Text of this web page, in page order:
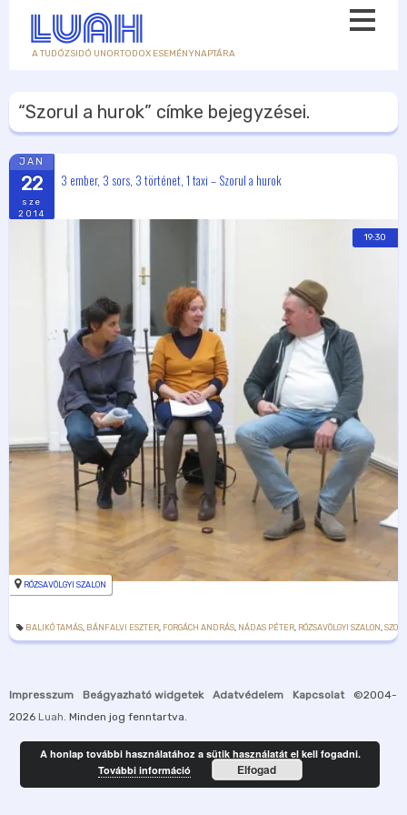
A TUDÓZSIDÓ UNORTODOX ESEMÉNYNAPTÁRA
“Szorul a hurok” címke bejegyzései.
JAN
22
sze
2014
3 ember, 3 sors, 3 történet, 1 taxi – Szorul a hurok
19:30
RÓZSAVÖLGYI SZALON
BALIKÓ TAMÁS BÁNFALVI ESZTER FORGÁCH ANDRÁS NÁDAS PÉTER RÓZSAVÖLGYI SZALON
Impresszum Beágyazható widgetek Adatvédelem Kapcsolat
©2004-
2026 Luah . Minden jog fenntartva.
A honlap további használatához a sütik használatát el kell fogadni.
További információ
Elfogad